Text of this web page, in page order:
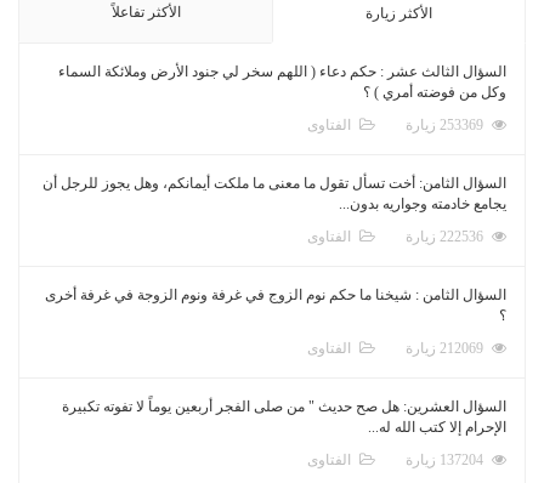
الأكثر زيارة الأكثر تفاعلاً
السؤال الثالث عشر : حكم دعاء ( اللهم سخر لي جنود الأرض وملائكة السماء
وكل من فوضته أمري ) ؟
الفتاوى
السؤال الثامن: أخت تسأل تقول ما معنى ما ملكت أيمانكم، وهل يجوز للرجل أن
يجامع خادمته وجواريه بدون...
الفتاوى
السؤال الثامن : شيخنا ما حكم نوم الزوج في غرفة ونوم الزوجة في غرفة أخرى
؟
الفتاوى
السؤال العشرين: هل صح حديث " من صلى الفجر أربعين يوماً لا تفوته تكبيرة
الإحرام إلا كتب الله له...
الفتاوى